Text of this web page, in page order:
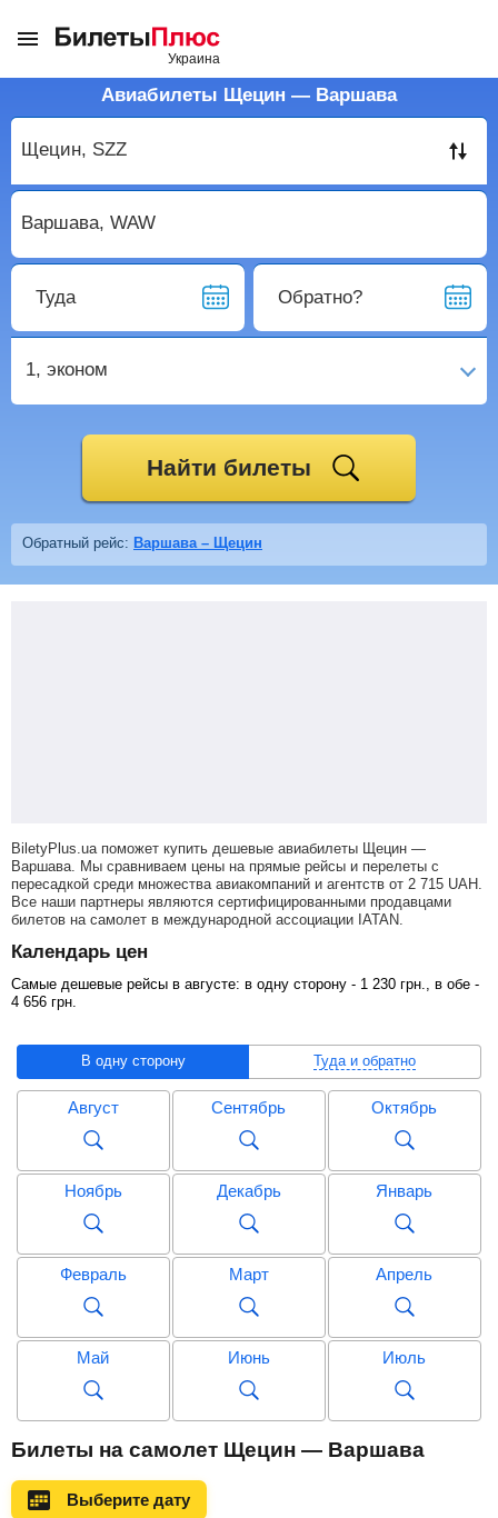
Авиабилеты Щецин — Варшава
Туда Обратно?
1, эконом
Найти билеты
Обратный рейс: Варшава – Щецин
BiletyPlus.ua поможет купить дешевые авиабилеты Щецин —
Варшава. Мы сравниваем цены на прямые рейсы и перелеты с
пересадкой среди множества авиакомпаний и агентств от 2 715 UAH
Все наши партнеры являются сертифицированными продавцами
билетов на самолет в международной ассоциации IATAN.
Календарь цен
Самые дешевые рейсы в августе: в одну сторону - 1 230 грн ., в обе -
4 656 грн
В одну сторону Туда и обратно
Август Сентябрь Октябрь
Ноябрь Декабрь Январь
Февраль Март Апрель
Май Июнь Июль
Сентябрь
Билеты на самолет Щецин — Варшава
Выберите дату